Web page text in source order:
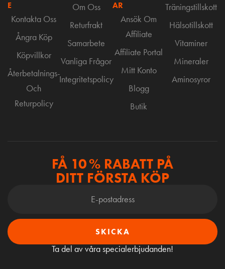
E
Kontakta Oss
Ångra Köp
Köpvillkor
Återbetalnings-
Och
Returpolicy
Om Oss
Returfrakt
Samarbete
Vanliga Frågor
Integritetspolicy
AR
Ansök Om
Affiliate
Affiliate Portal
Mitt Konto
Blogg
Butik
Träningstillskott
Hälsotillskott
Vitaminer
Mineraler
Aminosyror
FÅ 10 % RABATT PÅ
DITT FÖRSTA KÖP
SKICKA
Ta del av våra specialerbjudanden!